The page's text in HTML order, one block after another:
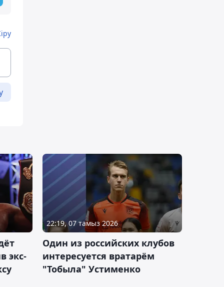
экс-
22:19, 07 тамыз 2026
Один из российских клубов
интересуется вратарём
"Тобыла" Устименко